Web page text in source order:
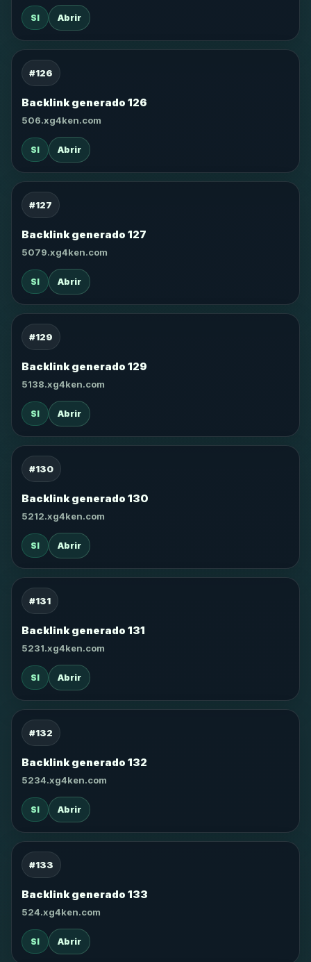
SI Abrir
#126
Backlink generado 126
506.xg4ken.com
SI Abrir
#127
Backlink generado 127
5079.xg4ken.com
SI Abrir
#129
Backlink generado 129
5138.xg4ken.com
SI Abrir
#130
Backlink generado 130
5212.xg4ken.com
SI Abrir
#131
Backlink generado 131
5231.xg4ken.com
SI Abrir
#132
Backlink generado 132
5234.xg4ken.com
SI Abrir
#133
Backlink generado 133
524.xg4ken.com
SI Abrir